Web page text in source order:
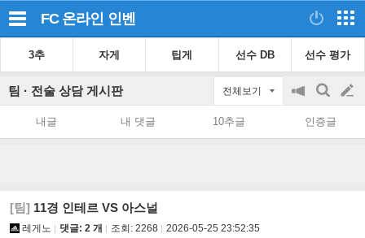
FC 온라인 인벤
3추 자게 팁게 선수 DB 선수 평가
팀 · 전술 상담 게시판 전체보기
공
on/off
검
색
글
쓰
내글 내 댓글 10추글 인증글
[팀] 11경 인테르 VS 아스널
레게노 댓글: 2 개 조회: 2268 2026-05-25 23:52:35